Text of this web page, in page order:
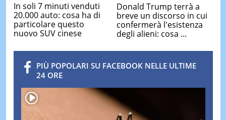
In soli 7 minuti venduti
20.000 auto: cosa ha di
particolare questo
nuovo SUV cinese
Donald Trump terrà a
breve un discorso in cui
confermerà l'esistenza
degli alieni: cosa ...
PIÙ POPOLARI SU FACEBOOK NELLE ULTIME
24 ORE